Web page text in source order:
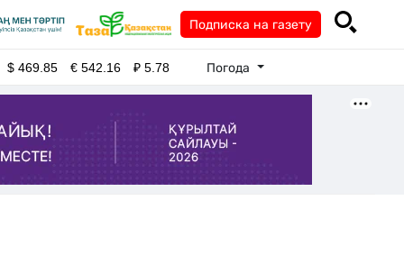
Подписка на газету
$469.85 €542.16 ₽5.78 Погода